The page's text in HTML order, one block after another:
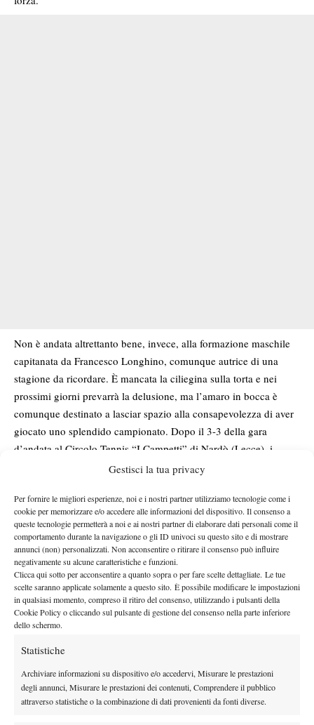
Gestisci la tua privacy
Per fornire le migliori esperienze, noi e i nostri partner utilizziamo tecnologie come i
cookie per memorizzare e/o accedere alle informazioni del dispositivo. Il consenso a
queste tecnologie permetterà a noi e ai nostri partner di elaborare dati personali come il
comportamento durante la navigazione o gli ID univoci su questo sito e di mostrare
annunci (non) personalizzati. Non acconsentire o ritirare il consenso può influire
negativamente su alcune caratteristiche e funzioni.
Clicca qui sotto per acconsentire a quanto sopra o per fare scelte dettagliate. Le tue
scelte saranno applicate solamente a questo sito. È possibile modificare le impostazioni
in qualsiasi momento, compreso il ritiro del consenso, utilizzando i pulsanti della
Cookie Policy o cliccando sul pulsante di gestione del consenso nella parte inferiore
dello schermo.
Statistiche
Archiviare informazioni su dispositivo e/o accedervi, Misurare le prestazioni
degli annunci, Misurare le prestazioni dei contenuti, Comprendere il pubblico
attraverso statistiche o la combinazione di dati provenienti da fonti diverse.
Non è andata altrettanto bene, invece, alla formazione maschile
capitanata da Francesco Longhino, comunque autrice di una
stagione da ricordare. È mancata la ciliegina sulla torta e nei
prossimi giorni prevarrà la delusione, ma l’amaro in bocca è
comunque destinato a lasciar spazio alla consapevolezza di aver
giocato uno splendido campionato. Dopo il 3-3 della gara
d’andata al Circolo Tennis “I Campetti” di Nardò (Lecce), i
giovani del Tc Crema si sono arresi per 4-2 nella sfida di ritorno
pugliese, in vantaggio con le vittorie del ceco Filip Duda su
Leonardo Cattaneo e di Mattia Leo su Gabriele Datei. Poi,
Andrea Bonfadini ha accorciato le distanze battendo in due set
Giovanni Dell’Atti, ma i rivali hanno comunque chiuso i singolari
in vantaggio (3-1) grazie alla vittoria di Marco De Pascalis contro
Marco Ricci. Un distacco che si è rivelato determinante, perché
nel successivo doppio la coppia Duda/Leo si è dimostrata troppo
forte per Cattaneo/Nava (6-2 6-4 lo score), conquistando il punto
la qualità della stagione dei cremaschi: ci riproveranno nel 2025,
con ancora più fame e motivazioni.